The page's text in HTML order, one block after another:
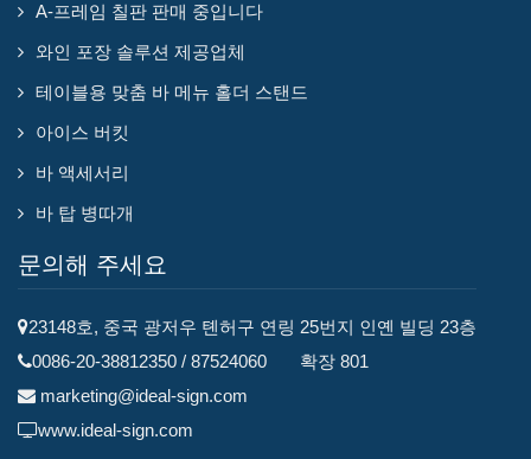
A-프레임 칠판 판매 중입니다
와인 포장 솔루션 제공업체
테이블용 맞춤 바 메뉴 홀더 스탠드
아이스 버킷
바 액세서리
바 탑 병따개
문의해 주세요
23148호, 중국 광저우 톈허구 연링 25번지 인옌 빌딩 23층
0086-20-38812350 / 87524060 확장 801
marketing@ideal-sign.com
www.ideal-sign.com